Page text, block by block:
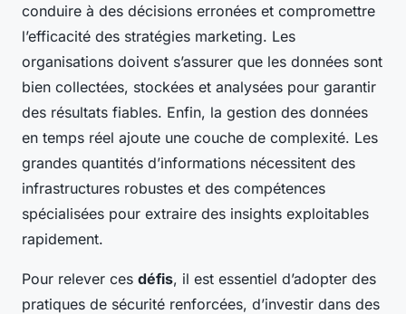
conduire à des décisions erronées et compromettre
l’efficacité des stratégies marketing. Les
organisations doivent s’assurer que les données sont
bien collectées, stockées et analysées pour garantir
des résultats fiables. Enfin, la gestion des données
en temps réel ajoute une couche de complexité. Les
grandes quantités d’informations nécessitent des
infrastructures robustes et des compétences
spécialisées pour extraire des insights exploitables
rapidement.
Pour relever ces défis, il est essentiel d’adopter des
pratiques de sécurité renforcées, d’investir dans des